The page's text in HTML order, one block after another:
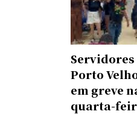
Servidores
Porto
em greve
quarta-